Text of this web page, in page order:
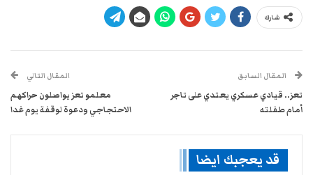
شارك
المقال السابق
تعز.. قيادي عسكري يعتدي على تاجر
أمام طفلته
المقال التالي
معلمو تعز يواصلون حراكهم
الاحتجاجي ودعوة لوقفة يوم غدا
قد يعجبك ايضا